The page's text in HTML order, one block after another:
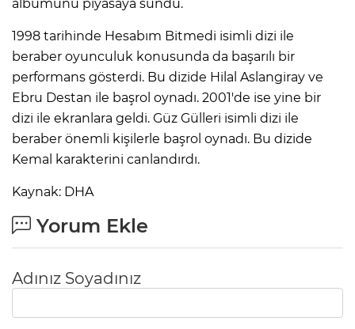
albümünü piyasaya sundu.
1998 tarihinde Hesabım Bitmedi isimli dizi ile
beraber oyunculuk konusunda da başarılı bir
performans gösterdi. Bu dizide Hilal Aslangiray ve
Ebru Destan ile başrol oynadı. 2001'de ise yine bir
dizi ile ekranlara geldi. Güz Gülleri isimli dizi ile
beraber önemli kişilerle başrol oynadı. Bu dizide
Kemal karakterini canlandırdı.
Kaynak: DHA
Yorum Ekle
Adınız Soyadınız